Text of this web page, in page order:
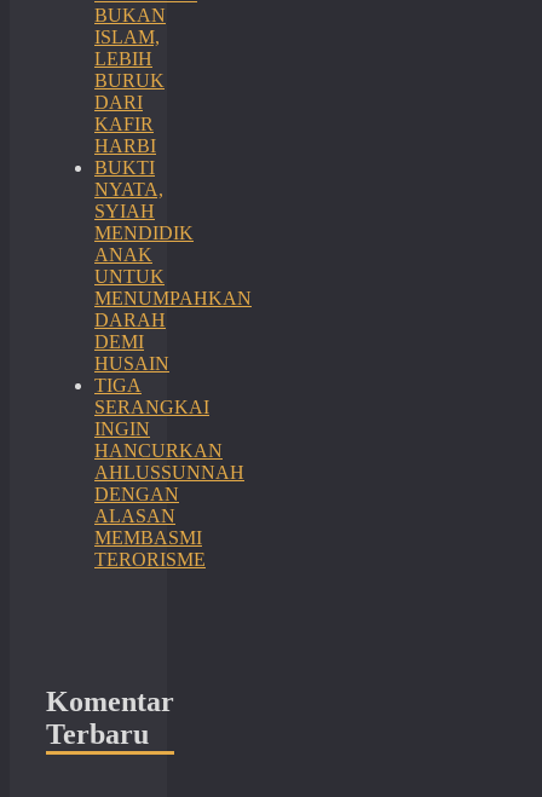
BUKAN
ISLAM,
LEBIH
BURUK
DARI
KAFIR
HARBI
BUKTI
NYATA,
SYIAH
MENDIDIK
ANAK
UNTUK
MENUMPAHKAN
DARAH
DEMI
HUSAIN
TIGA
SERANGKAI
INGIN
HANCURKAN
AHLUSSUNNAH
DENGAN
ALASAN
MEMBASMI
TERORISME
Komentar
Terbaru